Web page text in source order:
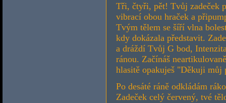
Tři, čtyři, pět! Tvůj zadeček
vibrací obou hraček a
Tvým tělem se šíří vlna
kdy dokázala představit.
a dráždí Tvůj G bod,
ránou. Začínáš
hlasitě opakuješ "Děkuji můj
Po desáté ráně odkládám
Zadeček celý červený, tvé